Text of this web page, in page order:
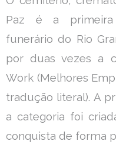
Paz é a primeira
funerário do Rio
por duas vezes a
Work (Melhores
tradução literal). A
a categoria foi
conquista de forma